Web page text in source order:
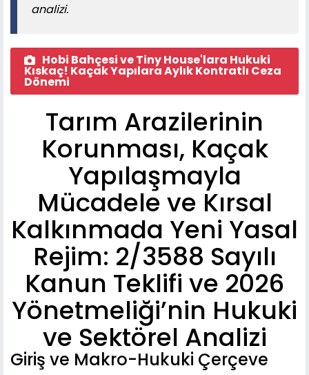
analizi.
Hobi Bahçesi ve Tiny House'lara Hukuki
Kıskaç! Kaçak Yapılara Aylık Kontratlı Ceza
Dönemi
Tarım Arazilerinin
Korunması, Kaçak
Yapılaşmayla
Mücadele ve Kırsal
Kalkınmada Yeni Yasal
Rejim: 2/3588 Sayılı
Kanun Teklifi ve 2026
Yönetmeliği’nin Hukuki
ve Sektörel Analizi
Giriş ve Makro-Hukuki Çerçeve